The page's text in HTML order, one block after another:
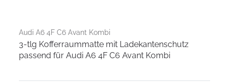
Audi A6 4F C6 Avant Kombi
3-tlg Kofferraummatte mit Ladekantenschutz
passend für Audi A6 4F C6 Avant Kombi